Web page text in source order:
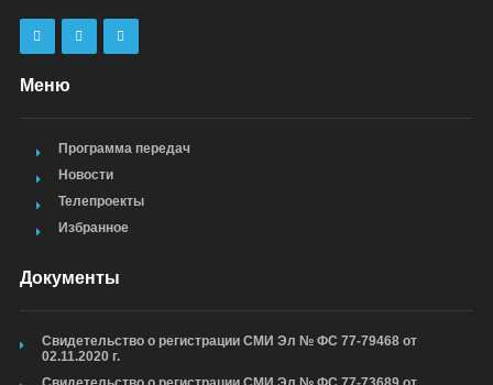
Меню
Программа передач
Новости
Телепроекты
Избранное
Документы
Свидетельство о регистрации СМИ Эл № ФС 77-79468 от
02.11.2020 г.